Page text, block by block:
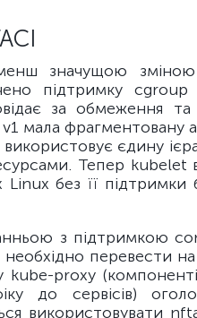
менш значущою
підтримку
за обмеження та
мала фрагментовану
єдину
Тепер kubelet
без її підтримки
з підтримкою
перевести
kube-proxy
до сервісів)
використовувати